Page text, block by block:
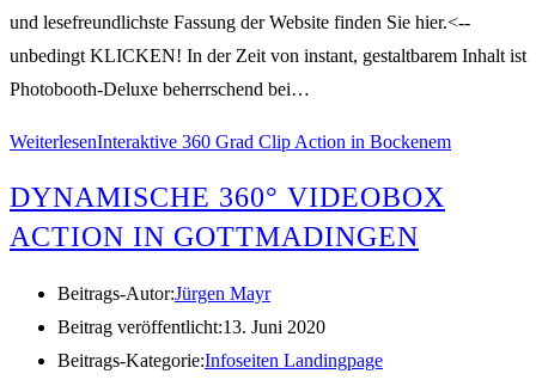
und lesefreundlichste Fassung der Website finden Sie hier.<--
unbedingt KLICKEN! In der Zeit von instant, gestaltbarem Inhalt ist
Photobooth-Deluxe beherrschend bei…
WeiterlesenInteraktive 360 Grad Clip Action in Bockenem
DYNAMISCHE 360° VIDEOBOX
ACTION IN GOTTMADINGEN
Beitrags-Autor:Jürgen Mayr
Beitrag veröffentlicht:13. Juni 2020
Beitrags-Kategorie:Infoseiten Landingpage